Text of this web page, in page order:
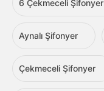
6 Çekmeceli Şifonyer
Aynalı Şifonyer
Çekmeceli Şifonyer